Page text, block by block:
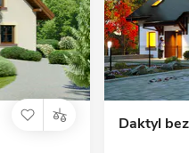
Dom pasywny
Daktyl